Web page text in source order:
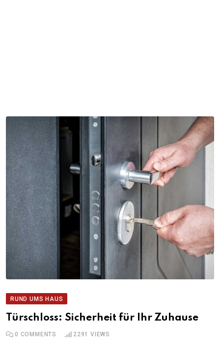
RUND UMS HAUS
Türschloss: Sicherheit für Ihr Zuhause
0 COMMENTS 2291 VIEWS